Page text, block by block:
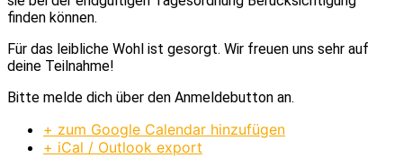
finden können.
Für das leibliche Wohl ist gesorgt. Wir freuen uns sehr auf
deine Teilnahme!
Bitte melde dich über den Anmeldebutton an.
+ zum Google Calendar hinzufügen
+ iCal / Outlook export